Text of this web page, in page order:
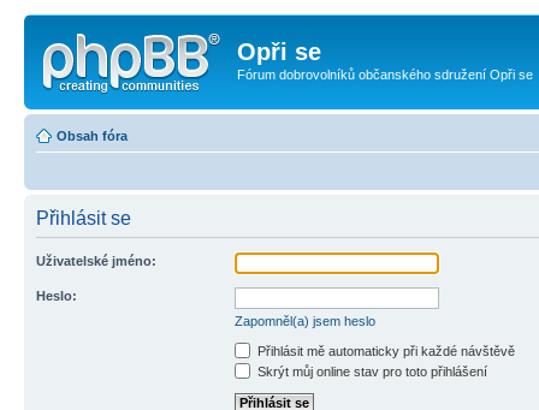
Opři se
Fórum dobrovolníků občanského sdružení Opři se
Obsah fóra
Přihlásit se
Uživatelské jméno:
Heslo:
Zapomněl(a) jsem heslo
Přihlásit mě automaticky při každé návštěvě
Skrýt můj online stav pro toto přihlášení